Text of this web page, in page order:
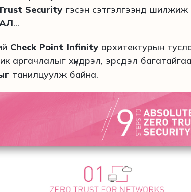
Security гэсэн сэтгэлгээнд шилжиж
...
Check Point Infinity архитектурын
аргачлалыг хүндрэл, эрсдэл
танилцуулж байна.